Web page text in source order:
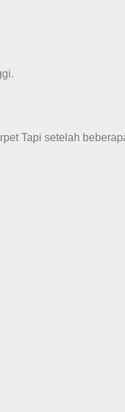
Tapi setelah